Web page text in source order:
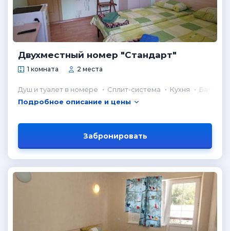
Двухместный номер "Стандарт"
1 комната 2 места
Душ и туалет в номере Сплит-система Кухня
Балкон
Подробное описание и цены
Забронировать